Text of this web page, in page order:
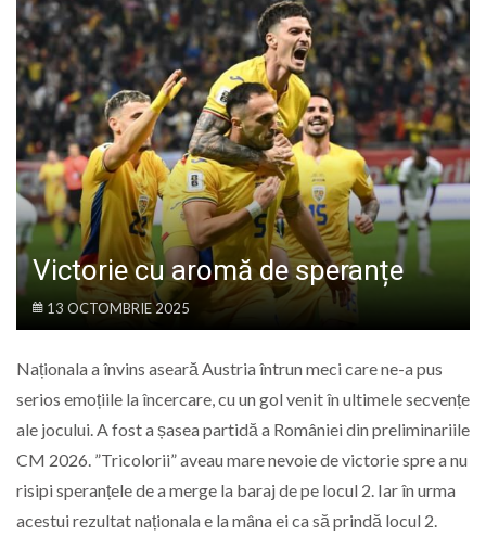
SPORT
SPECIAL
POLITIC
LIFE
Victorie cu aromă de speranțe
13 OCTOMBRIE 2025
Naționala a învins aseară Austria întrun meci care ne-a pus
serios emoțiile la încercare, cu un gol venit în ultimele secvențe
ale jocului. A fost a șasea partidă a României din preliminariile
CM 2026. ”Tricolorii” aveau mare nevoie de victorie spre a nu
risipi speranțele de a merge la baraj de pe locul 2. Iar în urma
acestui rezultat naționala e la mâna ei ca să prindă locul 2.